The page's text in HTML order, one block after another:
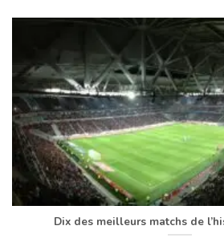
Dix des meilleurs matchs de